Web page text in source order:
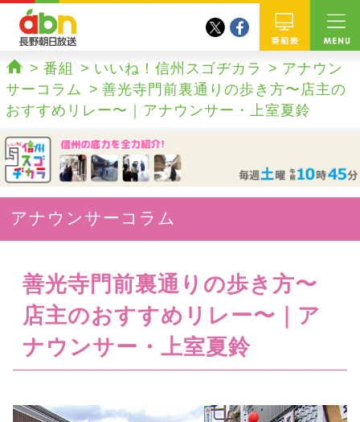
番組
twitterfacebook
ホーム
番組 いいね！信州スゴヂカラ
アナウン
サーコラム
善光寺門前裏通りの歩き方〜店主の
おすすめリレー〜｜アナウンサー・上室夏鈴
アナウンサーコラム
善光寺門前裏通りの歩き方〜
店主のおすすめリレー〜｜ア
ナウンサー・上室夏鈴